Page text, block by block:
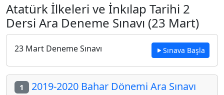
Atatürk İlkeleri ve İnkılap Tarihi 2
Dersi Ara Deneme Sınavı (23 Mart)
23 Mart Deneme Sınavı Sınava Başla
1 2019-2020 Bahar Dönemi Ara Sınavı